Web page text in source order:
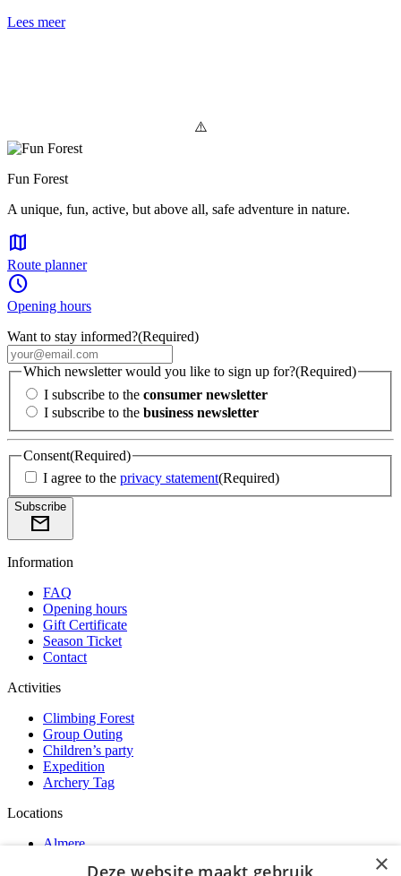
Lees meer
Fun Forest
A unique, fun, active, but above all, safe adventure in nature.
map
Route planner
schedule
Opening hours
Want to stay informed?(Required)
Which newsletter would you like to sign up for?(Required)
I subscribe to the consumer newsletter
I subscribe to the business newsletter
Consent(Required)
I agree to the privacy statement(Required)
Subscribe
mail
Information
FAQ
Opening hours
Gift Certificate
Season Ticket
Contact
Activities
Climbing Forest
Group Outing
Children’s party
Expedition
Archery Tag
Locations
Almere
×
Deze website maakt gebruik